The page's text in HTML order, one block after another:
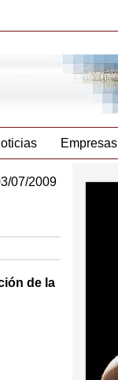
Empresas
07/2009
de la